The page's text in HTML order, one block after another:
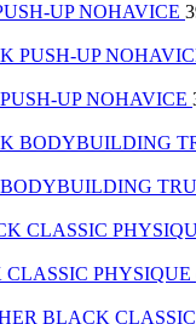
UP NOHAVICE
UP NOHAVICE